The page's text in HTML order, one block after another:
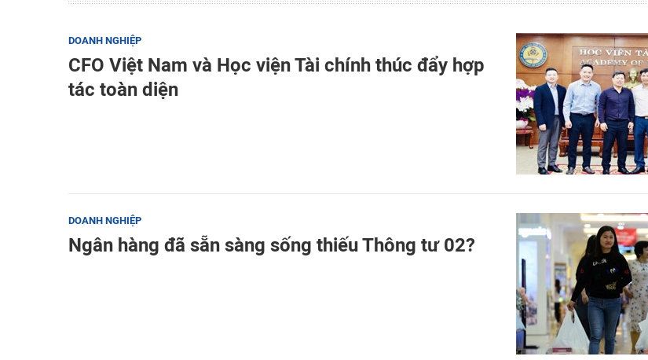
DOANH NGHIỆP
CFO Việt Nam và Học viện Tài chính thúc đẩy hợp
tác toàn diện
DOANH NGHIỆP
Ngân hàng đã sẵn sàng sống thiếu Thông tư 02?